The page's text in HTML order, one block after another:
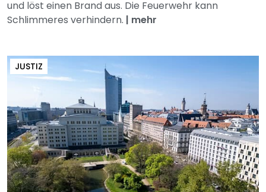
und löst einen Brand aus. Die Feuerwehr kann
Schlimmeres verhindern. | mehr
JUSTIZ